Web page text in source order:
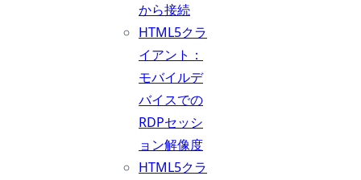
から接続
HTML5クラ
イアント：
モバイルデ
バイスでの
RDPセッシ
ョン解像度
HTML5クラ